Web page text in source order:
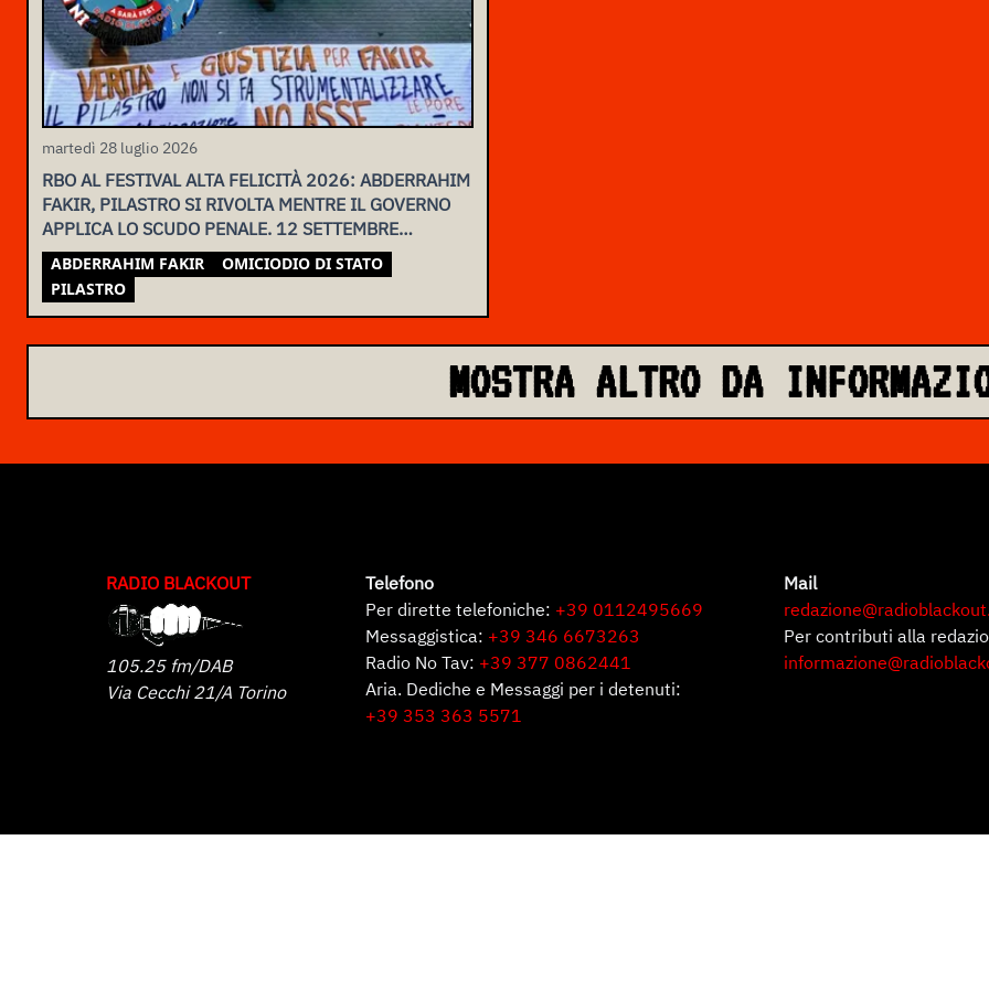
martedì 28 luglio 2026
RBO AL FESTIVAL ALTA FELICITÀ 2026: ABDERRAHIM
FAKIR, PILASTRO SI RIVOLTA MENTRE IL GOVERNO
APPLICA LO SCUDO PENALE. 12 SETTEMBRE
ASSEMBLEA NAZIONALE
ABDERRAHIM FAKIR
OMICIODIO DI STATO
PILASTRO
MOSTRA ALTRO DA
RADIO BLACKOUT
105.25 fm/DAB
Via Cecchi 21/A Torino
Telefono
Per dirette telefoniche: +39 0112495669
Messaggistica: +39 346 6673263
Radio No Tav: +39 377 0862441
Aria. Dediche e Messaggi per i detenuti:
+39 353 363 5571
Mail
Per contributi alla